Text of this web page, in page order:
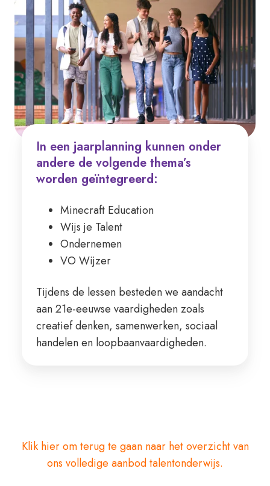
In een jaarplanning kunnen onder
andere de volgende thema’s
worden geïntegreerd:
Minecraft Education
Wijs je Talent
Ondernemen
VO Wijzer
Tijdens de lessen besteden we aandacht
aan 21e-eeuwse vaardigheden zoals
creatief denken, samenwerken, sociaal
handelen en loopbaanvaardigheden.
Klik hier om terug te gaan naar het overzicht van
ons volledige aanbod talentonderwijs.